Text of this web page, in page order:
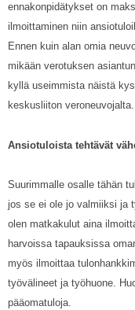
ennakonpidätykset on
ilmoittaminen niin
Ennen kuin alan omia
mikään verotuksen
kyllä useimmista näistä
keskusliiton veroneuvojalta.
Ansiotuloista tehtävät
Suurimmalle osalle tähän
jos se ei ole jo valmiiksi ja
olen matkakulut aina
harvoissa tapauksissa
myös ilmoittaa
työvälineet ja työhuone.
pääomatuloja.